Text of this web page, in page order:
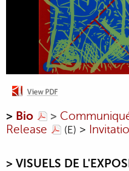
> Bio >
Release
(E) >
> VISUELS DE